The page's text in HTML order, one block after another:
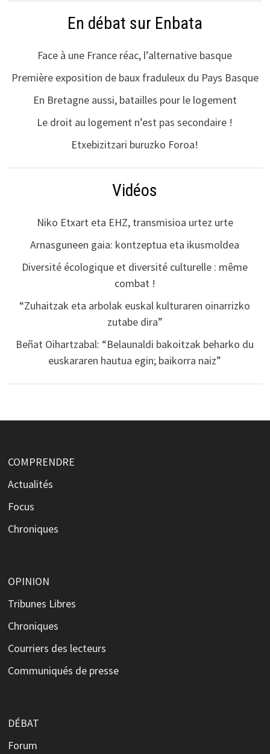
En débat sur Enbata
Face à une France réac, l’alternative basque
Première exposition de baux fraduleux du Pays Basque
En Bretagne aussi, batailles pour le logement
Le droit au logement n’est pas secondaire !
Etxebizitzari buruzko Foroa!
Vidéos
Niko Etxart eta EHZ, transmisioa urtez urte
Arnasguneen gaia: kontzeptua eta ikusmoldea
Diversité écologique et diversité culturelle : même
combat !
“Zuhaitzak eta arbolak euskal kulturaren oinarrizko
zutabe dira”
Beñat Oihartzabal: “Belaunaldi bakoitzak beharko du
euskararen hautua egin; baikorra naiz”
COMPRENDRE
Actualités
Focus
Chroniques
OPINION
Tribunes Libres
Chroniques
Courriers des lecteurs
Communiqués de presse
DÉBAT
Forum